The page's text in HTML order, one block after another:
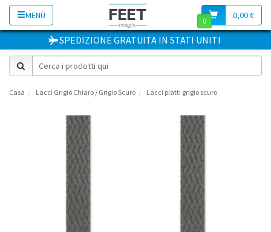
MENÙ 0,00 €
0
SPEDIZIONE GRATUITA IN STATI UNITI
Casa Lacci Grigio Chiaro / Grigio Scuro Lacci piatti grigio scuro
Previous